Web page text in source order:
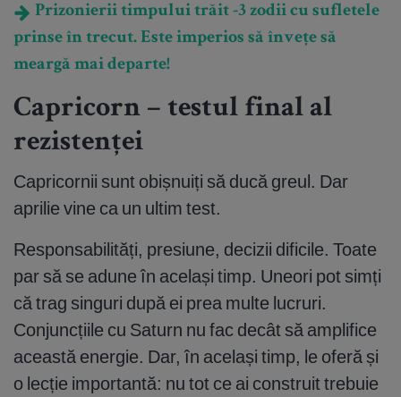
Prizonierii timpului trăit -3 zodii cu sufletele
prinse în trecut. Este imperios să învețe să
meargă mai departe!
Capricorn – testul final al
rezistenței
Capricornii sunt obișnuiți să ducă greul. Dar
aprilie vine ca un ultim test.
Responsabilități, presiune, decizii dificile. Toate
par să se adune în același timp. Uneori pot simți
că trag singuri după ei prea multe lucruri.
Conjuncțiile cu Saturn nu fac decât să amplifice
această energie. Dar, în același timp, le oferă și
o lecție importantă: nu tot ce ai construit trebuie